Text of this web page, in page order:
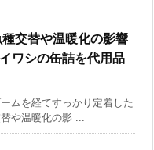
交替や温暖化の影響
ワシの缶詰を代用品
ムを経てすっかり定着した
や温暖化の影 ...